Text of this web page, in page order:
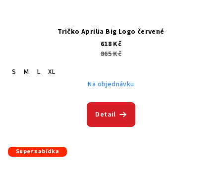
Tričko Aprilia Big Logo červené
618 Kč
865 Kč
S
M L
XL
Na objednávku
Detail
Super nabídka